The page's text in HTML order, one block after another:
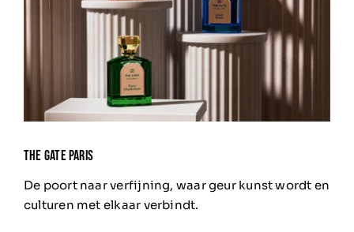
ThE GATE PARIS
De poort naar verfijning, waar geur kunst wordt en
culturen met elkaar verbindt.